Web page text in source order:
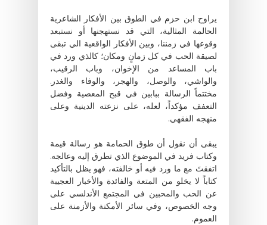
يراوح ابن حزم في الطوق بين الأفكار الشاعرية
الحالمة المثالية، التي قد نستهجنها أو نستبعد
وقوعها في زمننا، وبين الأفكار الواقعية الي تبقى
لصيقة الحب في كل زمانٍ ومكان؛ كالذي ورد في
باب المساعد من الإخوان، وباب الرقيب،
والواشي، والوصل، والهجر، والوفاء والغدر.
مختتماً الرسالة ببابين في قبح المعصية وفضل
التعفف مؤكداً، لعله، على نزعته الدينية وعلى
منهجه الفقهي.
يبقى أن نقول أن طوق الحمامة هو رسالة قيمة
وكتاب فريد في الموضوع الذي تطرق إليه وعالجه.
اتفقتَ مع ما ورد فيه أو خالفته، فهو يظل بالتأكيد
كتاباً لا يخلو من المتعة والفائدة والأخبار العجيبة
عن الحب والمحبين في المجتمع الأندلسي على
وجه الخصوص، وفي سائر الأمكنة والأزمنة على
العموم.